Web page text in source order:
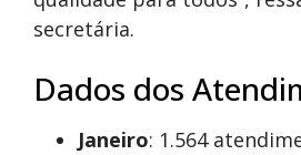
secretária.
Dados dos
Janeiro: 1.564